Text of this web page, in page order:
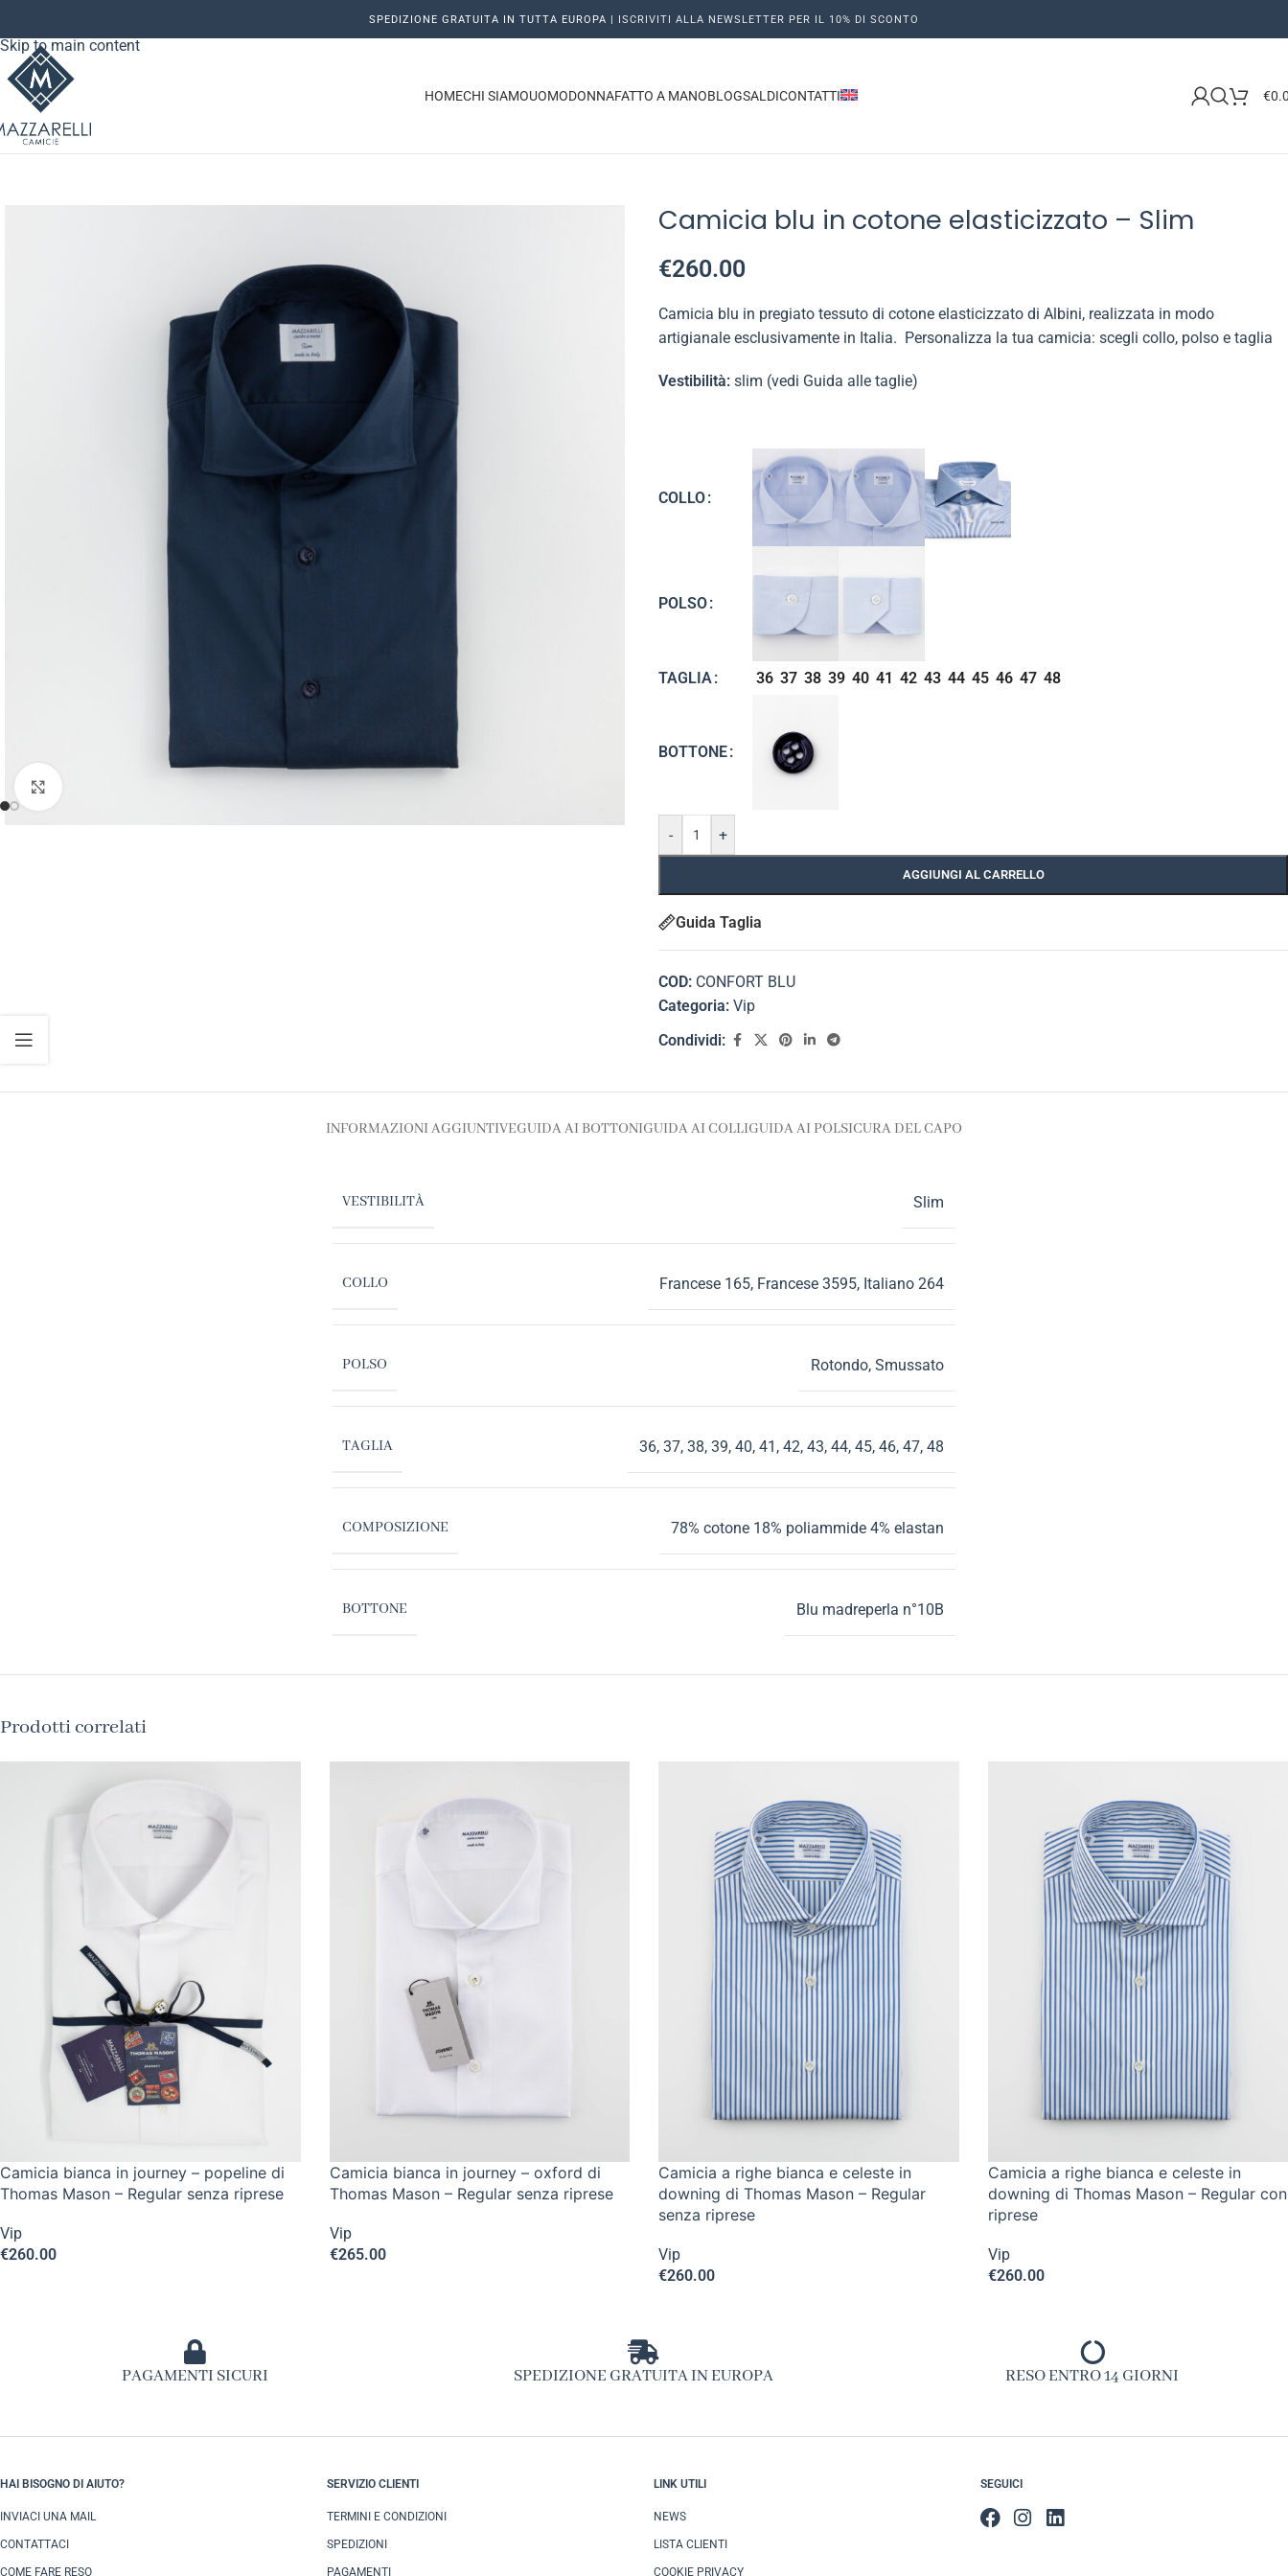
Skip to main content
SPEDIZIONE GRATUITA IN TUTTA EUROPA | ISCRIVITI ALLA NEWSLETTER PER IL 10% DI SCONTO
HOMECHI SIAMOUOMODONNAFATTO A MANOBLOGSALDICONTATTI €
Camicia blu in cotone elasticizzato – Slim
€260.00
Camicia blu in pregiato tessuto di cotone elasticizzato di Albini, realizzata in modo
artigianale esclusivamente in Italia. Personalizza la tua camicia: scegli collo, polso e taglia
Vestibilità: slim (vedi Guida alle taglie)
COLLO
POLSO
TAGLIA 36 37 38 39 40 41 42 43 44 45 46 47 48
BOTTONE
- +
AGGIUNGI AL CARRELLO
Guida Taglia
COD: CONFORT BLU
Categoria: Vip
Condividi:
INFORMAZIONI AGGIUNTIVEGUIDA AI BOTTONIGUIDA AI COLLIGUIDA AI POLSICURA DEL CAPO
VESTIBILITÀ Slim
COLLO Francese 165, Francese 3595, Italiano 264
POLSO Rotondo, Smussato
TAGLIA 36, 37, 38, 39, 40, 41 , 42, 43, 44, 45, 46, 47, 48
COMPOSIZIONE 78% cotone 18% poliammide 4% elastan
BOTTONE Blu madreperla n°10B
Prodotti correlati
Camicia bianca in journey – popeline di
Thomas Mason – Regular senza riprese
Vip
€260.00
Camicia bianca in journey – oxford di
Thomas Mason – Regular senza riprese
Vip
€265.00
Camicia a righe bianca e celeste in
downing di Thomas Mason – Regular
senza riprese
Vip
€260.00
Camicia a righe bianca e celeste in
downing di Thomas Mason – Regular con
riprese
Vip
€260.00
PAGAMENTI SICURI SPEDIZIONE GRATUITA IN EUROPA RESO ENTRO 14 GIORNI
HAI BISOGNO DI AIUTO?
INVIACI UNA MAIL
CONTATTACI
COME FARE RESO
SERVIZIO CLIENTI
TERMINI E CONDIZIONI
SPEDIZIONI
PAGAMENTI
LINK UTILI
NEWS
LISTA CLIENTI
COOKIE PRIVACY
SEGUICI